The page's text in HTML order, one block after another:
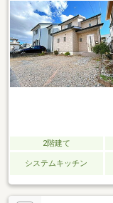
2階建て
システムキッチン